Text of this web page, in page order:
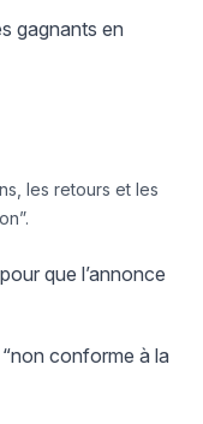
gagnants en
les retours et les
que l’annonce
conforme à la